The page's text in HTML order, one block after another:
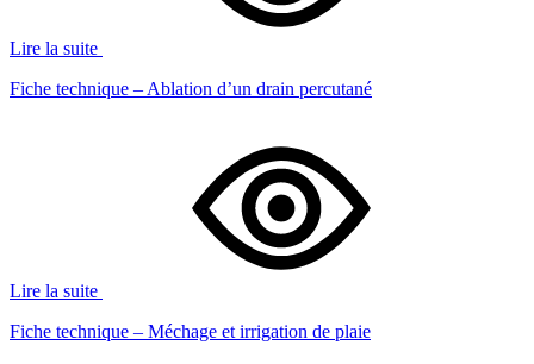
Lire la suite
Fiche technique – Ablation d’un drain percutané
Lire la suite
Fiche technique – Méchage et irrigation de plaie